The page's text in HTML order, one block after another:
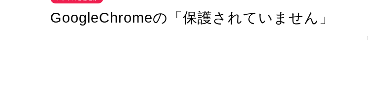
GoogleChromeの「保護されていません」